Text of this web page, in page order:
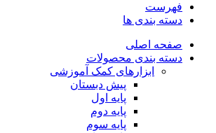
فهرست
دسته بندی ها
صفحه اصلی
دسته بندی محصولات
ابزارهای کمک آموزشی
پیش دبستان
پایه اول
پایه دوم
پایه سوم